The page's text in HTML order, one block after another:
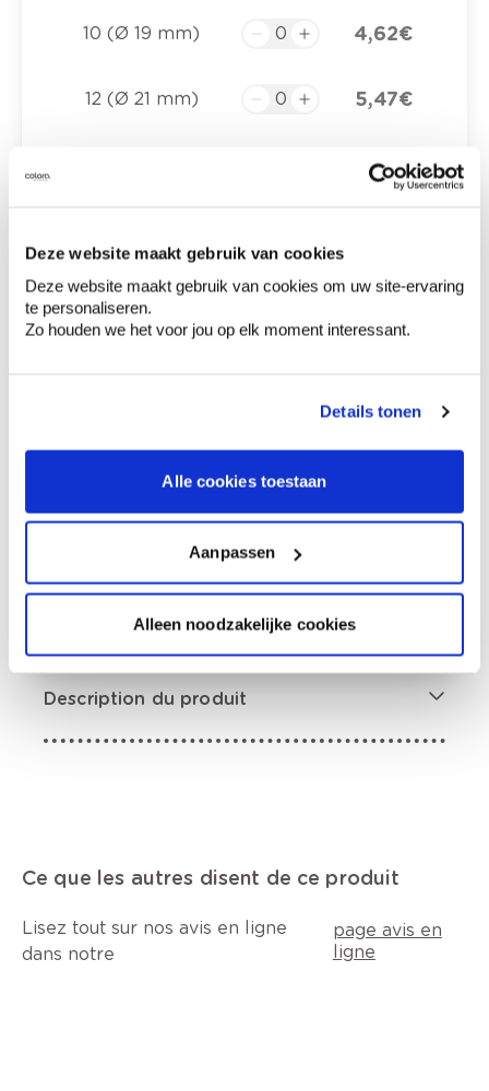
Deze website maakt gebruik van cookies
Deze website maakt gebruik van cookies om uw site-ervaring
te personaliseren.
Zo houden we het voor jou op elk moment interessant.
Details tonen
Alle cookies toestaan
Aanpassen
Alleen noodzakelijke cookies
10 (Ø 19 mm) 4,62 €
12 (Ø 21 mm) 5,47 €
7,03 €
18 (Ø 32 mm) 10,32 €
Prix total
Ajouter au panier
Options de livraison
Livraison à domicile
Commandé en semaine (lu-ve), livré dans les 2 à 3
jours ouvrables.
Retrait en magasin
Description du produit
Ce que les autres disent de ce produit
Lisez tout sur nos avis en ligne
dans notre
page avis en
ligne